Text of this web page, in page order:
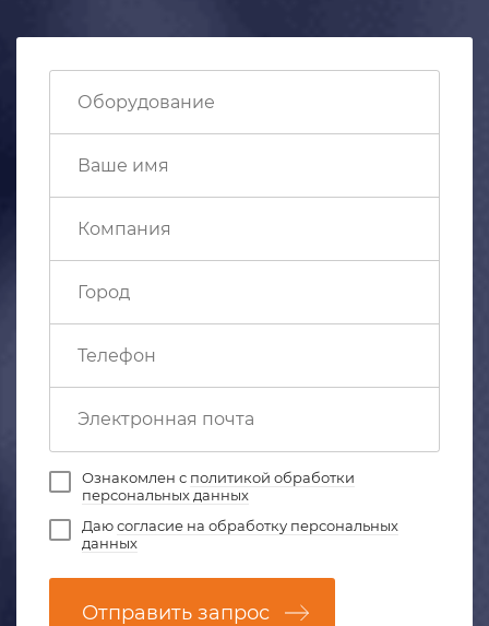
Ознакомлен с политикой обработки
персональных данных
Даюсогласие на обработку персональных
данных
Отправить запрос